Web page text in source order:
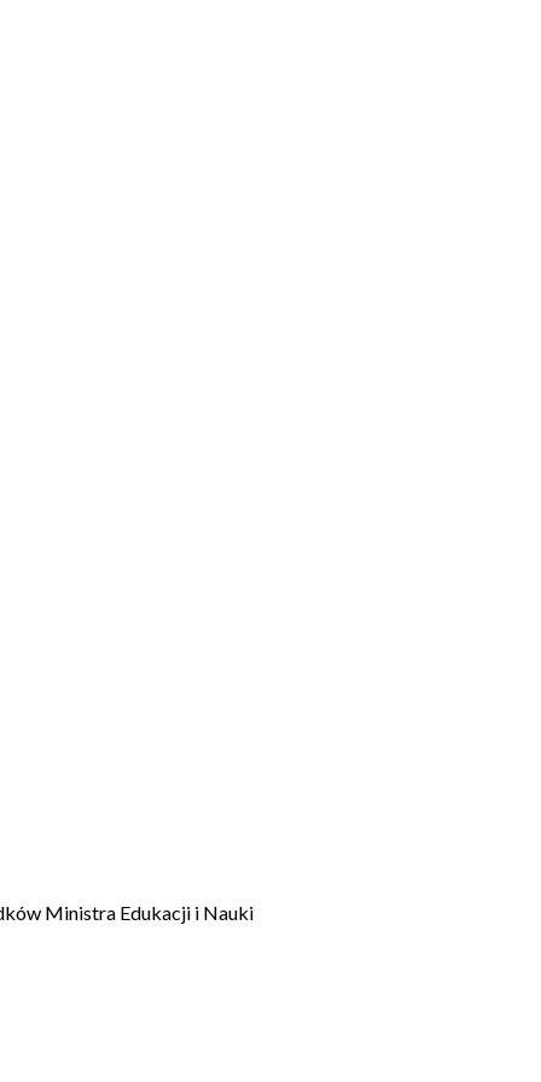
Ministra Edukacji i Nauki